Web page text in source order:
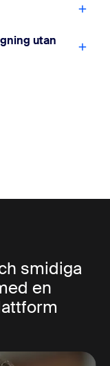
utan
smidiga
en